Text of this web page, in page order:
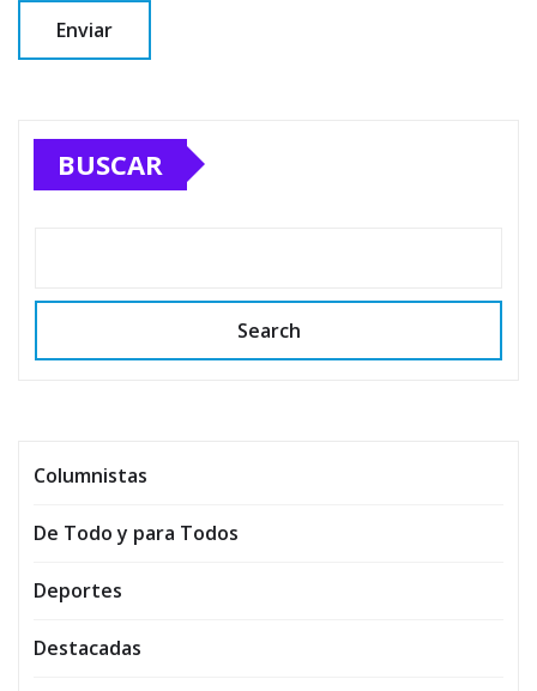
BUSCAR
Search
Columnistas
De Todo y para Todos
Deportes
Destacadas